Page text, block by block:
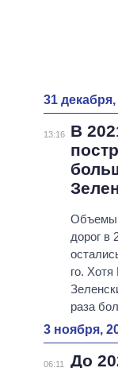
31 декабря,
13:16
В
Объемы
дорог в
го.
раза
3 ноября,
06:11 До